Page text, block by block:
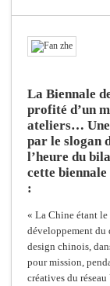
La Biennale
profité d’un
ateliers… Une
par le slogan
l’heure du
cette
:
« La Chine étant le
développement du
design chinois,
pour mission,
créatives du